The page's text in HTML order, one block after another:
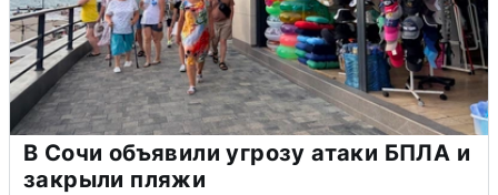
В Сочи объявили угрозу атаки БПЛА и
закрыли пляжи